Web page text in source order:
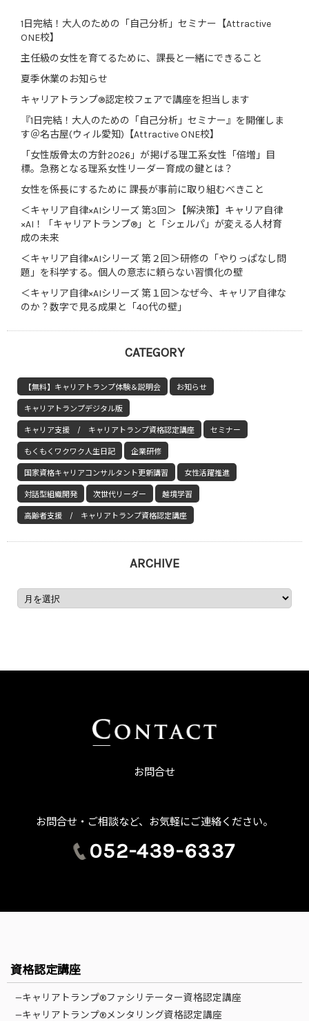
1日完結！大人のための「自己分析」セミナー【Attractive
ONE校】
主任級の女性を育てるために、課長と一緒にできること
夏季休業のお知らせ
キャリアトランプ®認定校フェアで講座を担当します
『1日完結！大人のための「自己分析」セミナー』を開催しま
す＠名古屋(ウィル愛知)【Attractive ONE校】
「女性版骨太の方針2026」が掲げる理工系女性「倍増」目
標。急務となる理系女性リーダー育成の鍵とは？
女性を係長にするために 課長が事前に取り組むべきこと
＜キャリア自律×AIシリーズ 第3回＞【解決策】キャリア自律
×AI！「キャリアトランプ®」と「シェルパ」が変える人材育
成の未来
＜キャリア自律×AIシリーズ 第２回＞研修の「やりっぱなし問
題」を科学する。個人の意志に頼らない習慣化の壁
＜キャリア自律×AIシリーズ 第１回＞なぜ今、キャリア自律な
のか？数字で見る成果と「40代の壁」
CATEGORY
【無料】キャリアトランプ体験＆説明会 お知らせ
キャリアトランプデジタル版
キャリア支援 / キャリアトランプ資格認定講座 セミナー
もくもくワクワク人生日記 企業研修
国家資格キャリアコンサルタント更新講習 女性活躍推進
対話型組織開発 次世代リーダー 越境学習
高齢者支援 / キャリアトランプ資格認定講座
ARCHIVE
お問合せ
お問合せ・ご相談など、お気軽にご連絡ください。
052-439-6337
資格認定講座
—キャリアトランプ®ファシリテーター資格認定講座
—キャリアトランプ®メンタリング資格認定講座